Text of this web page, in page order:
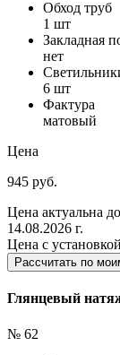
Обход труб
1 шт
Закладная
нет
6 шт
Фактура
матовый
Цена
945 руб.
Цена актуальна до
14.08.2026 г.
Цена с установкой
Рассчитать по
Глянцевый
№ 62